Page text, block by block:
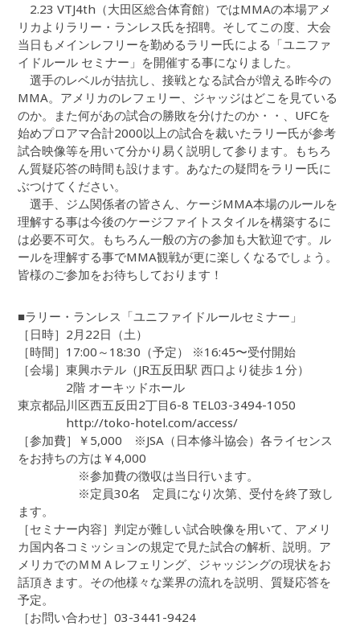
2.23 VTJ4th（大田区総合体育館）ではMMAの本場アメ
リカよりラリー・ランレス氏を招聘。そしてこの度、大会
当日もメインレフリーを勤めるラリー氏による「ユニファ
イドルール セミナー」を開催する事になりました。
選手のレベルが拮抗し、接戦となる試合が増える昨今の
MMA。アメリカのレフェリー、ジャッジはどこを見ている
のか。また何があの試合の勝敗を分けたのか・・、UFCを
始めプロアマ合計2000以上の試合を裁いたラリー氏が参考
試合映像等を用いて分かり易く説明して参ります。もちろ
ん質疑応答の時間も設けます。あなたの疑問をラリー氏に
ぶつけてください。
選手、ジム関係者の皆さん、ケージMMA本場のルールを
理解する事は今後のケージファイトスタイルを構築するに
は必要不可欠。もちろん一般の方の参加も大歓迎です。ル
ールを理解する事でMMA観戦が更に楽しくなるでしょう。
皆様のご参加をお待ちしております！
■ラリー・ランレス「ユニファイドルールセミナー」
［日時］2月22日（土）
［時間］17:00～18:30（予定） ※16:45〜受付開始
［会場］東興ホテル（JR五反田駅 西口より徒歩１分）
2階 オーキッドホール
東京都品川区西五反田2丁目6-8 TEL03-3494-1050
http://toko-hotel.com/access/
［参加費］￥5,000 ※JSA（日本修斗協会）各ライセンス
をお持ちの方は￥4,000
※参加費の徴収は当日行います。
※定員30名 定員になり次第、受付を終了致し
ます。
［セミナー内容］判定が難しい試合映像を用いて、アメリ
カ国内各コミッションの規定で見た試合の解析、説明。ア
メリカでのＭＭＡレフェリング、ジャッジングの現状をお
話頂きます。その他様々な業界の流れを説明、質疑応答を
予定。
［お問い合わせ］03-3441-9424